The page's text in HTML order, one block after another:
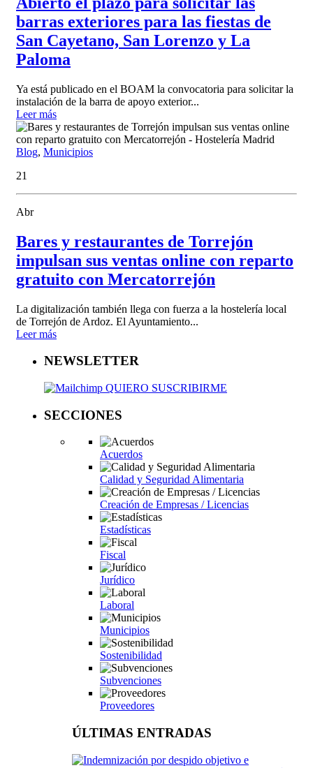
barras exteriores para las fiestas de
San Cayetano, San Lorenzo y La
Paloma
Ya está publicado en el BOAM la convocatoria para solicitar la
instalación de la barra de apoyo exterior...
Leer más
Blog, Municipios
21
Abr
Bares y restaurantes de Torrejón
impulsan sus ventas online con reparto
gratuito con Mercatorrejón
La digitalización también llega con fuerza a la hostelería local
de Torrejón de Ardoz. El Ayuntamiento...
Leer más
NEWSLETTER
QUIERO SUSCRIBIRME
SECCIONES
Acuerdos
Calidad y Seguridad Alimentaria
Creación de Empresas / Licencias
Estadísticas
Fiscal
Jurídico
Laboral
Municipios
Sostenibilidad
Subvenciones
Proveedores
ÚLTIMAS ENTRADAS